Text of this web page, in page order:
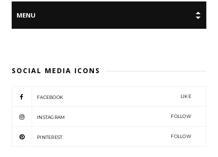
SOCIAL MEDIA ICONS
FACEBOOK LIKE
INSTAGRAM FOLLOW
PINTEREST FOLLOW